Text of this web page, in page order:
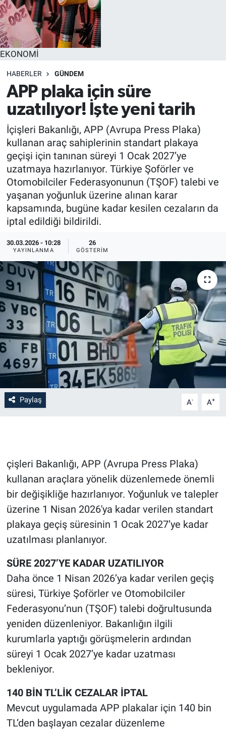
EKONOMİ
HABERLER GÜNDEM
APP plaka için süre
uzatılıyor! İşte yeni tarih
İçişleri Bakanlığı, APP (Avrupa Press Plaka)
kullanan araç sahiplerinin standart plakaya
geçişi için tanınan süreyi 1 Ocak 2027’ye
uzatmaya hazırlanıyor. Türkiye Şoförler ve
Otomobilciler Federasyonunun (TŞOF) talebi ve
yaşanan yoğunluk üzerine alınan karar
kapsamında, bugüne kadar kesilen cezaların da
iptal edildiği bildirildi.
30.03.2026 - 10:28
YAYINLANMA
26
GÖSTERIM
Paylaş A- A+
çişleri Bakanlığı, APP (Avrupa Press Plaka)
kullanan araçlara yönelik düzenlemede önemli
bir değişikliğe hazırlanıyor. Yoğunluk ve talepler
üzerine 1 Nisan 2026'ya kadar verilen standart
plakaya geçiş süresinin 1 Ocak 2027’ye kadar
uzatılması planlanıyor.
SÜRE 2027’YE KADAR UZATILIYOR
Daha önce 1 Nisan 2026’ya kadar verilen geçiş
süresi, Türkiye Şoförler ve Otomobilciler
Federasyonu’nun (TŞOF) talebi doğrultusunda
yeniden düzenleniyor. Bakanlığın ilgili
kurumlarla yaptığı görüşmelerin ardından
süreyi 1 Ocak 2027’ye kadar uzatması
bekleniyor.
140 BİN TL’LİK CEZALAR İPTAL
Mevcut uygulamada APP plakalar için 140 bin
TL’den başlayan cezalar düzenleme
EĞİTİM
MAGAZİN
ÖZEL HABER
HALK54 PANORAMA